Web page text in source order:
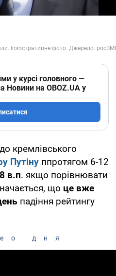
у курсі головного —
Новини на OBOZ.UA у
кремлівського
Путіну ппротягом 6-12
в.п. якщо порівнювати
що це вже
падіння рейтингу
дня